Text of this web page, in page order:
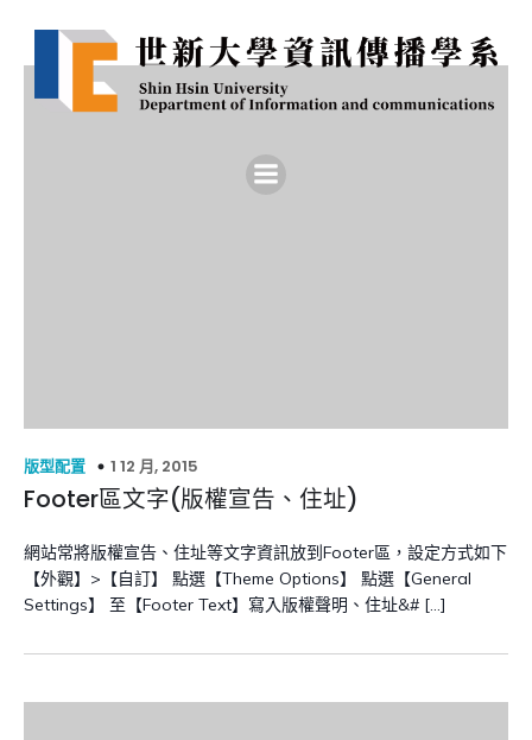
版型配置 1 12 月, 2015
Footer區文字(版權宣告、住址)
網站常將版權宣告、住址等文字資訊放到Footer區，設定方式如下
【外觀】>【自訂】 點選【Theme Options】 點選【General
Settings】 至【Footer Text】寫入版權聲明、住址&# […]